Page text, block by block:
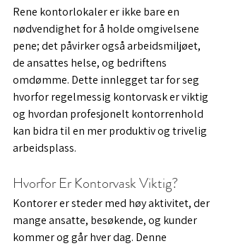
Rene kontorlokaler er ikke bare en
nødvendighet for å holde omgivelsene
pene; det påvirker også arbeidsmiljøet,
de ansattes helse, og bedriftens
omdømme. Dette innlegget tar for seg
hvorfor regelmessig kontorvask er viktig
og hvordan profesjonelt kontorrenhold
kan bidra til en mer produktiv og trivelig
arbeidsplass.
Hvorfor Er Kontorvask Viktig?
Kontorer er steder med høy aktivitet, der
mange ansatte, besøkende, og kunder
kommer og går hver dag. Denne